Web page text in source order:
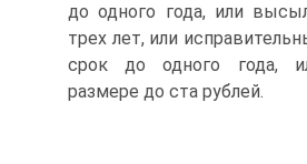
до одного года, или
трех лет, или
срок до одного года,
размере до ста рублей.